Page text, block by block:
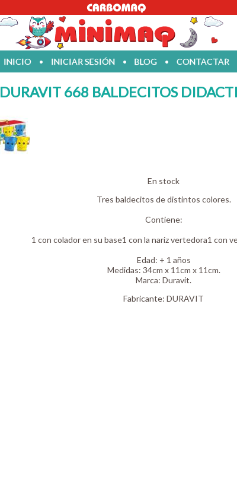
INICIO • INICIAR SESIÓN • BLOG • CONTACTAR
DURAVIT 668 BALDECITOS
En stock
Tres baldecitos de distintos colores.
Contiene:
1 con colador en su base1 con la nariz vertedora1 con
Edad: + 1 años
Medidas: 34cm x 11cm x 11cm.
Marca: Duravit.
Fabricante: DURAVIT